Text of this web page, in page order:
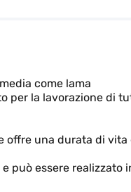
come lama
per la lavorazione di
offre una durata di vita
può essere realizzato